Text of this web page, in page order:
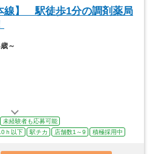
線】 駅徒歩1分の調剤薬局
～
未経験者も応募可能
ｈ以下 駅チカ 店舗数1～9 積極採用中